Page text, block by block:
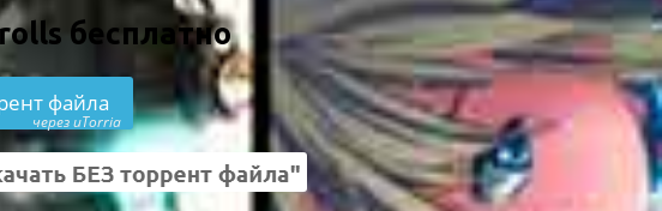
бесплатно
файла
через uTorria